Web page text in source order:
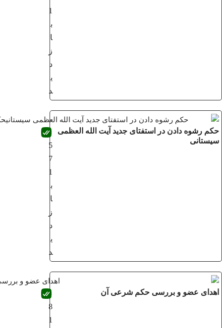
1
ب
ا
ز
د
ی
د
حکم رشوه دادن در استفتای جدید آیت الله العظمی
سیستانی
5
7
1
ب
ا
ز
د
ی
د
اهدای عضو و بررسی حکم شرعی آن
8
1